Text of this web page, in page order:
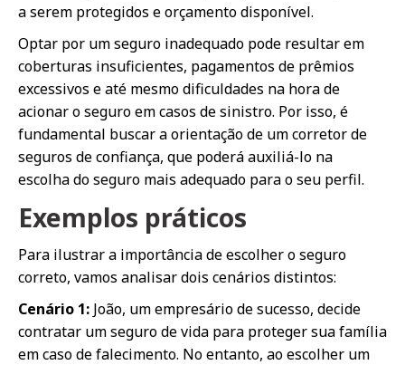
a serem protegidos e orçamento disponível.
Optar por um seguro inadequado pode resultar em
coberturas insuficientes, pagamentos de prêmios
excessivos e até mesmo dificuldades na hora de
acionar o seguro em casos de sinistro. Por isso, é
fundamental buscar a orientação de um corretor de
seguros de confiança, que poderá auxiliá-lo na
escolha do seguro mais adequado para o seu perfil.
Exemplos práticos
Para ilustrar a importância de escolher o seguro
correto, vamos analisar dois cenários distintos:
Cenário 1: João, um empresário de sucesso, decide
contratar um seguro de vida para proteger sua família
em caso de falecimento. No entanto, ao escolher um